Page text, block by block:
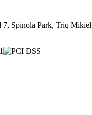
7, Spinola Park, Triq Mikiel